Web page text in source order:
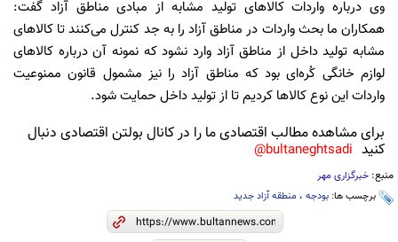
وی درباره واردات کالاهای تولید مشابه از مبادی مناطق آزاد گفت:
همکاران ما بحث واردات در مناطق آزاد را به جد کنترل می‌کنند تا کالاهای
مشابه تولید داخل از مناطق آزاد وارد نشود که نمونه آن درباره کالاهای
لوازم خانگی کُره‌ای بود که مناطق آزاد را نیز مشمول قانون ممنوعیت
واردات این نوع کالاها کردیم تا از تولید داخل حمایت شود.
برای مشاهده مطالب اقتصادی ما را در کانال بولتن اقتصادی دنبال
کنید bultaneghtsadi@
منبع: خبرگزاری مهر
برچسب ها: بودجه ، منطقه آزاد جدید